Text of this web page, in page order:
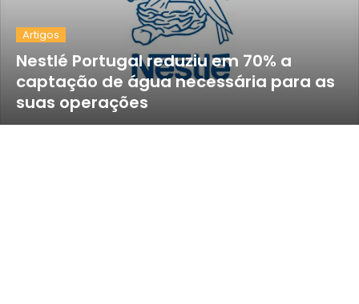
Artigos
Nestlé Portugal reduziu em 70% a
captação de água necessária para as
suas operações